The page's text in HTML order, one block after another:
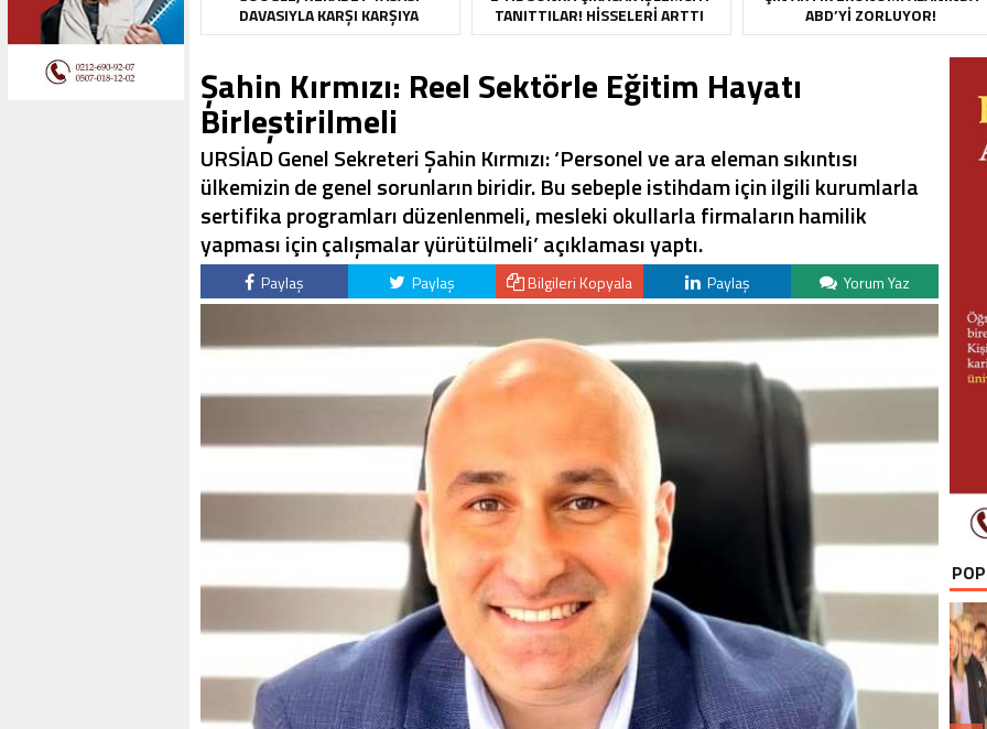
DAVASIYLA KARŞI KARŞIYA
TANITTILAR! HISSELERI ARTTI
ABD’YI ZORLUYOR!
Şahin Kırmızı: Reel Sektörle Eğitim Hayatı
Birleştirilmeli
URSİAD Genel Sekreteri Şahin Kırmızı: ‘Personel ve ara eleman sıkıntısı
ülkemizin de genel sorunların biridir. Bu sebeple istihdam için ilgili kurumlarla
sertifika programları düzenlenmeli, mesleki okullarla firmaların hamilik
yapması için çalışmalar yürütülmeli’ açıklaması yaptı.
Paylaş Paylaş Bilgileri Kopyala Paylaş Yorum Yaz